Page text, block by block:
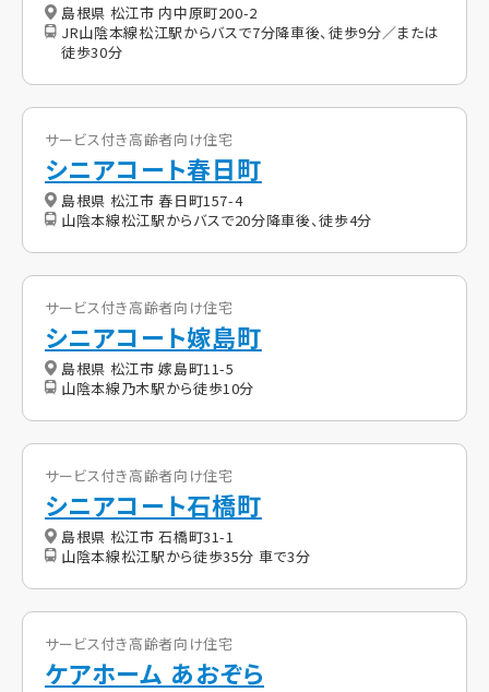
島根県 松江市 内中原町200-2
JR山陰本線松江駅からバスで7分降車後、徒歩9分／または
徒歩30分
サービス付き高齢者向け住宅
シニアコート春日町
島根県 松江市 春日町157-4
山陰本線松江駅からバスで20分降車後、徒歩4分
サービス付き高齢者向け住宅
シニアコート嫁島町
島根県 松江市 嫁島町11-5
山陰本線乃木駅から徒歩10分
サービス付き高齢者向け住宅
シニアコート石橋町
島根県 松江市 石橋町31-1
山陰本線松江駅から徒歩35分 車で3分
サービス付き高齢者向け住宅
ケアホーム あおぞら